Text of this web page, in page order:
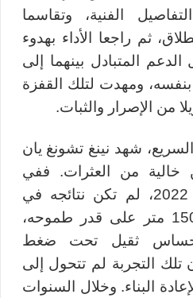
الفنية، وتقاسما
ثم راجعا الأداء بهدوء
المتبادل بينهما إلى
ومهدت لتلك القفزة
من الإصرار والثبات.
شهد نينغ تشونغ يان
من العثرات. ففي
أولمبياد بكين الشتوية 2022، لم تكن نتائجه في
سباقي 1000 متر و1500 متر على قدر طموحه،
ثقيل تحت ضغط
تلك التجربة لم تتحول إلى
البناء. وخلال السنوات